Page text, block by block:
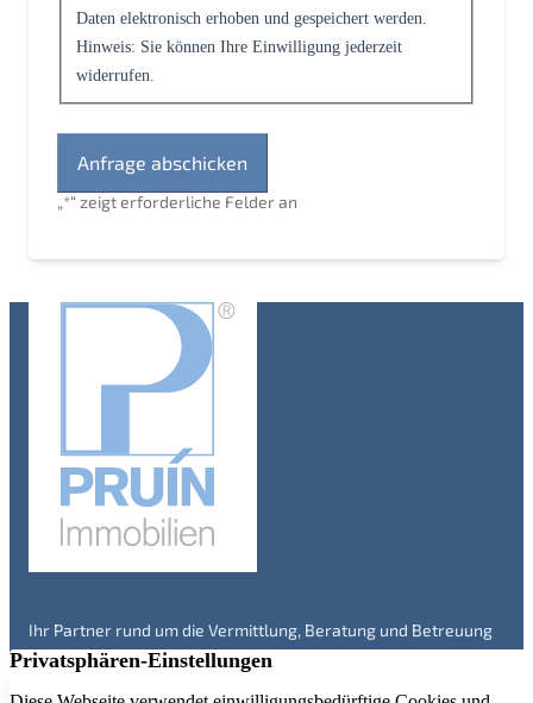
„*“ zeigt erforderliche Felder an
Daten elektronisch erhoben und gespeichert werden.
Hinweis: Sie können Ihre Einwilligung jederzeit
widerrufen.
Ihr Partner rund um die Vermittlung, Beratung und Betreuung
von Immobilien in Engelskirchen und Umgebung – seit über 20